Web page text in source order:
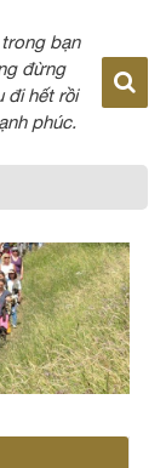
bạn
đừng
đi hết rồi
phúc.